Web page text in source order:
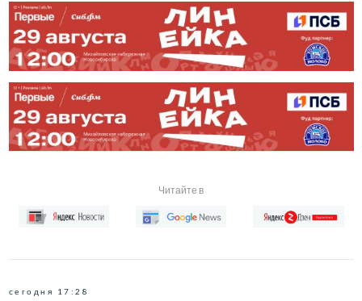
Читайте в
сегодня 17:28